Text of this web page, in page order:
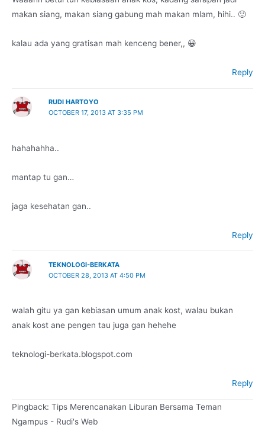
makan siang, makan siang gabung mah makan mlam, hihi.. 🙂
kalau ada yang gratisan mah kenceng bener,, 😀
Reply
RUDI HARTOYO
OCTOBER 17, 2013 AT 3:35 PM
hahahahha..
mantap tu gan…
jaga kesehatan gan..
Reply
TEKNOLOGI-BERKATA
OCTOBER 28, 2013 AT 4:50 PM
walah gitu ya gan kebiasan umum anak kost, walau bukan
anak kost ane pengen tau juga gan hehehe
teknologi-berkata.blogspot.com
Reply
Pingback: Tips Merencanakan Liburan Bersama Teman
Ngampus - Rudi's Web